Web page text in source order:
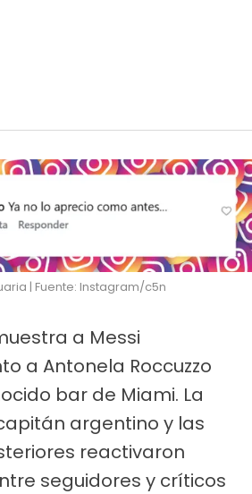
| Fuente: Instagram/c5n
a Messi
a Antonela Roccuzzo
bar de Miami. La
argentino y las
reactivaron
seguidores y críticos